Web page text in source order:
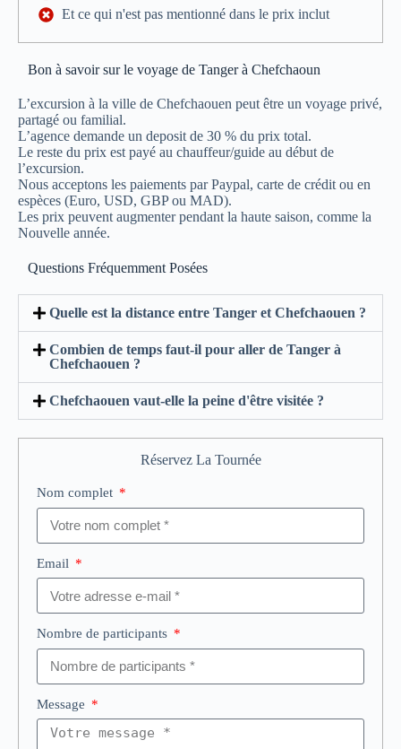
Réservez La Tournée
Nom complet
Email
Nombre de participants
Message
Et ce qui n'est pas mentionné dans le prix inclut
Bon à savoir sur le voyage de Tanger à Chefchaoun
L’excursion à la ville de Chefchaouen peut être un voyage privé,
partagé ou familial.
L’agence demande un deposit de 30 % du prix total.
Le reste du prix est payé au chauffeur/guide au début de
l’excursion.
Nous acceptons les paiements par Paypal, carte de crédit ou en
espèces (Euro, USD, GBP ou MAD).
Les prix peuvent augmenter pendant la haute saison, comme la
Nouvelle année.
Questions Fréquemment Posées
Quelle est la distance entre Tanger et Chefchaouen ?
Combien de temps faut-il pour aller de Tanger à
Chefchaouen ?
Chefchaouen vaut-elle la peine d'être visitée ?